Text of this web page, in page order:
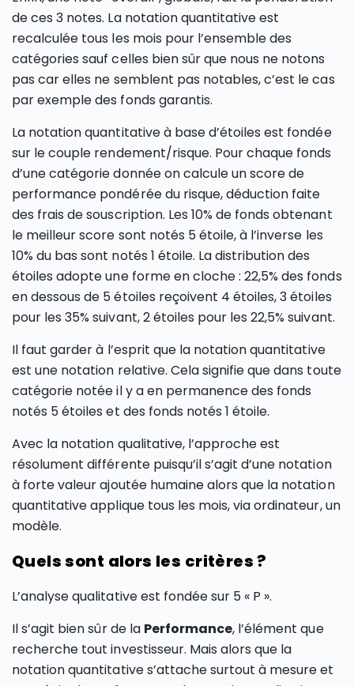
de ces 3 notes. La notation quantitative est
recalculée tous les mois pour l’ensemble des
catégories sauf celles bien sûr que nous ne notons
pas car elles ne semblent pas notables, c’est le cas
par exemple des fonds garantis.
La notation quantitative à base d’étoiles est fondée
sur le couple rendement/risque. Pour chaque fonds
d’une catégorie donnée on calcule un score de
performance pondérée du risque, déduction faite
des frais de souscription. Les 10% de fonds obtenant
le meilleur score sont notés 5 étoile, à l’inverse les
10% du bas sont notés 1 étoile. La distribution des
étoiles adopte une forme en cloche : 22,5% des fonds
en dessous de 5 étoiles reçoivent 4 étoiles, 3 étoiles
pour les 35% suivant, 2 étoiles pour les 22,5% suivant.
Il faut garder à l’esprit que la notation quantitative
est une notation relative. Cela signifie que dans toute
catégorie notée il y a en permanence des fonds
notés 5 étoiles et des fonds notés 1 étoile.
Avec la notation qualitative, l’approche est
résolument différente puisqu’il s’agit d’une notation
à forte valeur ajoutée humaine alors que la notation
quantitative applique tous les mois, via ordinateur, un
modèle.
Quels sont alors les critères ?
L’analyse qualitative est fondée sur 5 « P ».
Il s’agit bien sûr de la Performance, l’élément que
recherche tout investisseur. Mais alors que la
notation quantitative s’attache surtout à mesure et